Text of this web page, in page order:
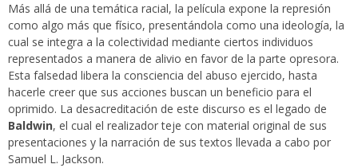
Más allá de una temática racial, la película expone la represión
como algo más que físico, presentándola como una ideología, la
cual se integra a la colectividad mediante ciertos individuos
representados a manera de alivio en favor de la parte opresora.
Esta falsedad libera la consciencia del abuso ejercido, hasta
hacerle creer que sus acciones buscan un beneficio para el
oprimido. La desacreditación de este discurso es el legado de
Baldwin, el cual el realizador teje con material original de sus
presentaciones y la narración de sus textos llevada a cabo por
Samuel L. Jackson.